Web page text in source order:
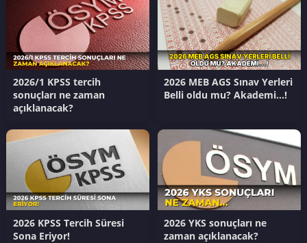
2026/1 KPSS tercih
sonuçları ne zaman
açıklanacak?
2026 MEB AGS Sınav Yerleri
Belli oldu mu? Akademi…!
2026 KPSS Tercih Süresi
Sona Eriyor!
2026 YKS sonuçları ne
zaman açıklanacak?